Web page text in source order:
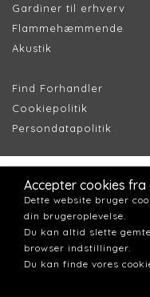
Gardiner til erhverv
Flammehæmmende
Akustik
Find Forhandler
Cookiepolitik
Persondatapolitik
Accepter cookies fra
Dette website bruger
din brugeroplevelse.
Du kan altid slette
browser indstillinger.
Du kan finde vores